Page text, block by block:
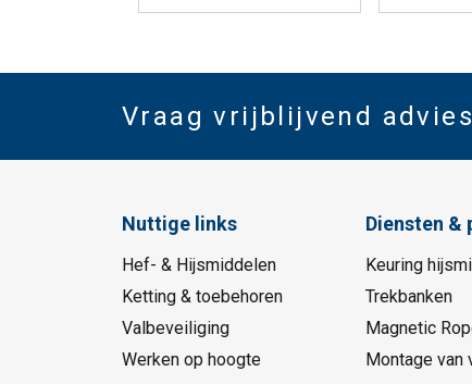
Vraag vrijblijvend
Nuttige links
Hef- & Hijsmiddelen
Ketting & toebehoren
Valbeveiliging
Werken op hoogte
Diensten &
Keuring
Trekbanken
Magnetic
Montage van